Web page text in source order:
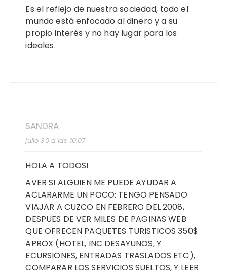
Es el reflejo de nuestra sociedad, todo el
mundo está enfocado al dinero y a su
propio interés y no hay lugar para los
ideales.
SANDRA
julio 30 a las 10:07
HOLA A TODOS!
AVER SI ALGUIEN ME PUEDE AYUDAR A
ACLARARME UN POCO: TENGO PENSADO
VIAJAR A CUZCO EN FEBRERO DEL 2008,
DESPUES DE VER MILES DE PAGINAS WEB
QUE OFRECEN PAQUETES TURISTICOS 350$
APROX (HOTEL, INC DESAYUNOS, Y
ECURSIONES, ENTRADAS TRASLADOS ETC),
COMPARAR LOS SERVICIOS SUELTOS, Y LEER